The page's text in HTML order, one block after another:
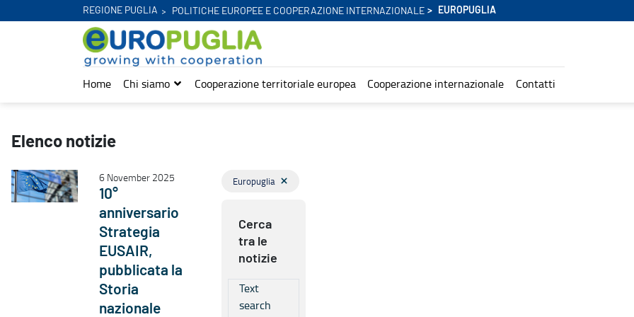
REGIONE PUGLIA POLITICHE EUROPEE E COOPERAZIONE INTERNAZIONALE EUROPUGLIA
Home Chi siamo Cooperazione territoriale europea Cooperazione internazionale Contatti
Elenco notizie
6 November 2025
10°
anniversario
Strategia
EUSAIR,
pubblicata la
Storia
nazionale
Europuglia
Cerca
tra le
notizie
Text
search